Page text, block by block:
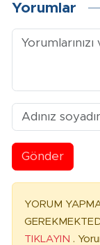
Yorumlar
Gönder
YORUM
TIKLAYIN .